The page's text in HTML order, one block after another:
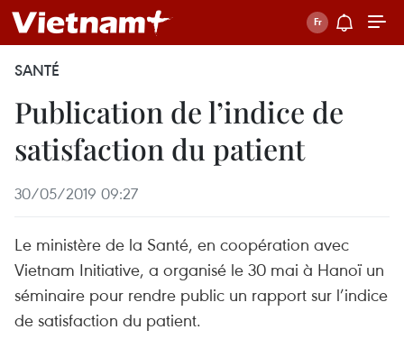
SANTÉ
Publication de l’indice de
satisfaction du patient
30/05/2019 09:27
Le ministère de la Santé, en coopération avec
Vietnam Initiative, a organisé le 30 mai à Hanoï un
séminaire pour rendre public un rapport sur l’indice
de satisfaction du patient.